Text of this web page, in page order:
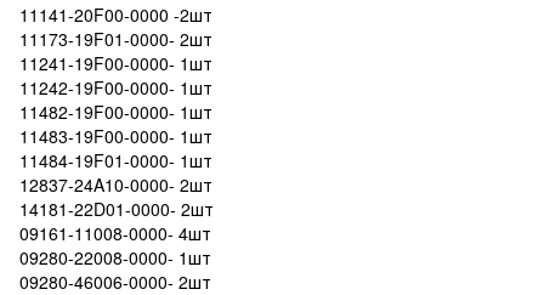
11141-20F00-0000 -2шт
11173-19F01-0000- 2шт
11241-19F00-0000- 1шт
11242-19F00-0000- 1шт
11482-19F00-0000- 1шт
11483-19F00-0000- 1шт
11484-19F01-0000- 1шт
12837-24A10-0000- 2шт
14181-22D01-0000- 2шт
09161-11008-0000- 4шт
09280-22008-0000- 1шт
09280-46006-0000- 2шт